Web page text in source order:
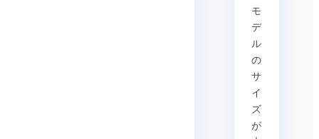
モ
デ
ル
の
サ
イ
ズ
が